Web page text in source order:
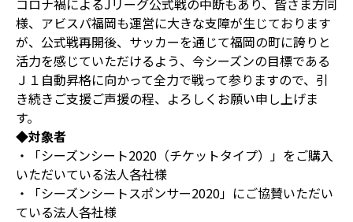
コロナ禍によるJリーグ公式戦の中断もあり、皆さま方同
様、アビスパ福岡も運営に大きな支障が生じております
が、公式戦再開後、サッカーを通じて福岡の町に誇りと
活力を感じていただけるよう、今シーズンの目標である
Ｊ１自動昇格に向かって全力で戦って参りますので、引
き続きご支援ご声援の程、よろしくお願い申し上げま
す。
◆対象者
・「シーズンシート2020（チケットタイプ）」をご購入
いただいている法人各社様
・「シーズンシートスポンサー2020」にご協賛いただい
ている法人各社様